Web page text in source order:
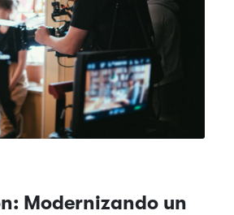
Modernizando un